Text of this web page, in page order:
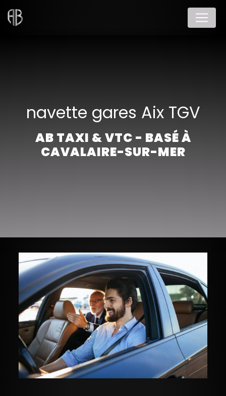
navette gares Aix TGV
AB TAXI & VTC - BASÉ À
CAVALAIRE-SUR-MER